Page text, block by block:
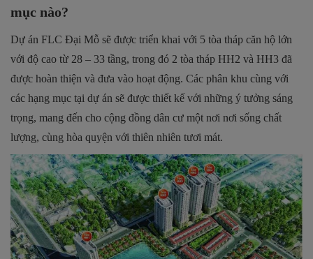
mục nào?
Dự án FLC Đại Mỗ sẽ được triển khai với 5 tòa tháp căn hộ lớn
với độ cao từ 28 – 33 tầng, trong đó 2 tòa tháp HH2 và HH3 đã
được hoàn thiện và đưa vào hoạt động. Các phân khu cùng với
các hạng mục tại dự án sẽ được thiết kế với những ý tưởng sáng
trọng, mang đến cho cộng đồng dân cư một nơi nơi sống chất
lượng, cùng hòa quyện với thiên nhiên tươi mát.